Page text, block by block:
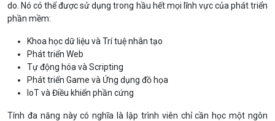
do. Nó có thể được sử dụng trong hầu hết mọi lĩnh vực của phát triển
phần mềm:
Khoa học dữ liệu và Trí tuệ nhân tạo
Phát triển Web
Tự động hóa và Scripting
Phát triển Game và Ứng dụng đồ họa
IoT và Điều khiển phần cứng
Tính đa năng này có nghĩa là lập trình viên chỉ cần học một ngôn